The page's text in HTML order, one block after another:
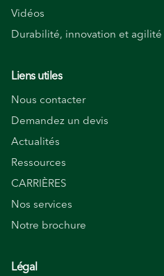
Vidéos
Durabilité, innovation et agilité
Liens utiles
Nous contacter
Demandez un devis
Actualités
Ressources
CARRIÈRES
Nos services
Notre brochure
Légal